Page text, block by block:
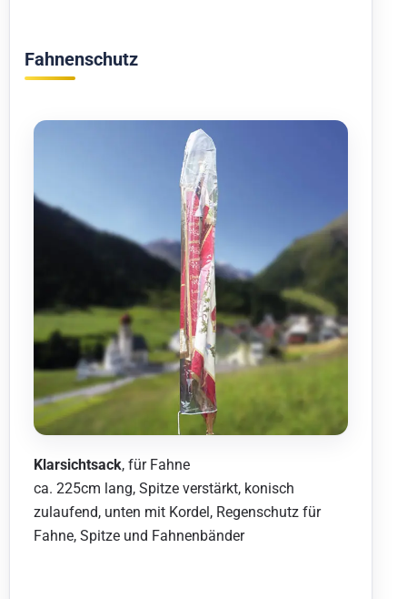
Fahnenschutz
Klarsichtsack, für Fahne
ca. 225cm lang, Spitze verstärkt, konisch
zulaufend, unten mit Kordel, Regenschutz für
Fahne, Spitze und Fahnenbänder